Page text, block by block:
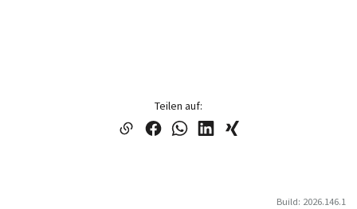
Teilen auf:
Build: 2026.146.1